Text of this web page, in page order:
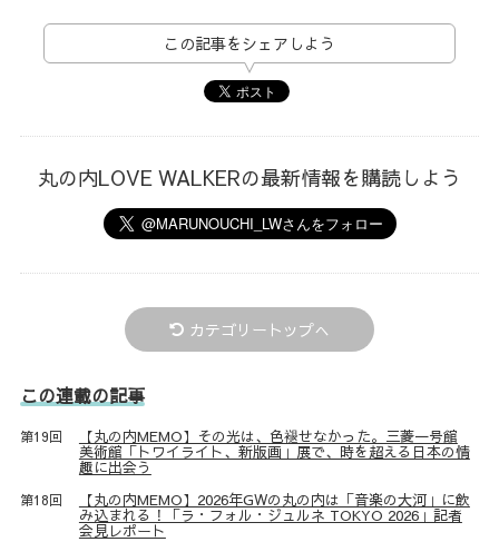
この記事をシェアしよう
丸の内LOVE WALKERの最新情報を購読しよう
カテゴリートップへ
この連載の記事
第19回 【丸の内MEMO】その光は、色褪せなかった。三菱一号館
美術館「トワイライト、新版画」展で、時を超える日本の情
趣に出会う
第18回 【丸の内MEMO】2026年GWの丸の内は「音楽の大河」に飲
み込まれる！「ラ・フォル・ジュルネ TOKYO 2026」記者
会見レポート